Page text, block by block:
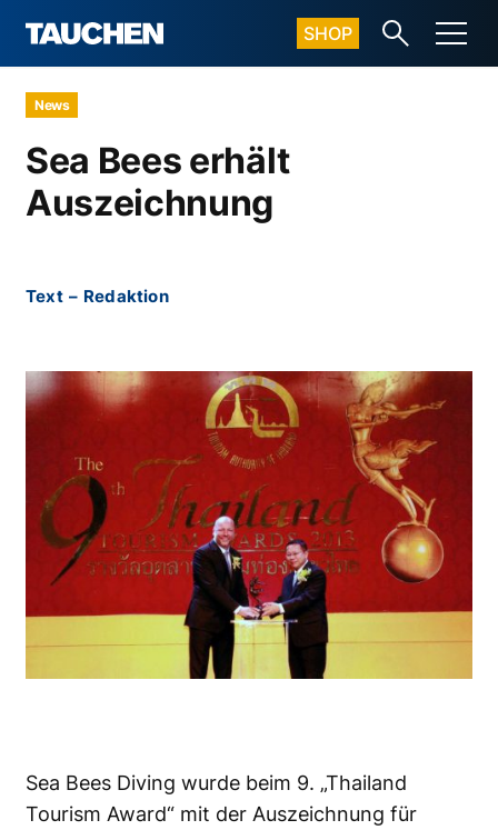
SHOP
News
Sea Bees erhält
Auszeichnung
Text – Redaktion
Sea Bees Diving wurde beim 9. „Thailand
Tourism Award“ mit der Auszeichnung für